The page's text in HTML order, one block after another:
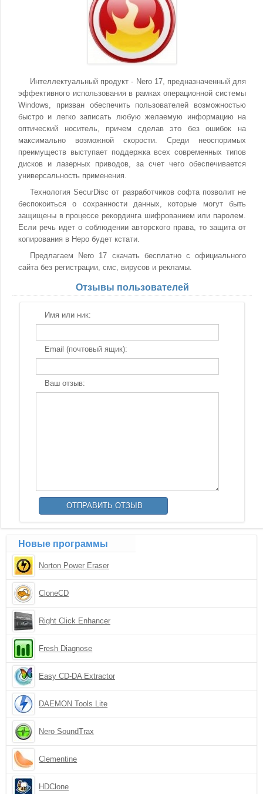
Интеллектуальный продукт - Nero 17, предназначенный для
эффективного использования в рамках операционной системы
Windows, призван обеспечить пользователей возможностью
быстро и легко записать любую желаемую информацию на
оптический носитель, причем сделав это без ошибок на
максимально возможной скорости. Среди неоспоримых
преимуществ выступает поддержка всех современных типов
дисков и лазерных приводов, за счет чего обеспечивается
универсальность применения.
Технология SecurDisc от разработчиков софта позволит не
беспокоиться о сохранности данных, которые могут быть
защищены в процессе рекординга шифрованием или паролем.
Если речь идет о соблюдении авторского права, то защита от
копирования в Неро будет кстати.
Предлагаем Nero 17 скачать бесплатно с официального
сайта без регистрации, смс, вирусов и рекламы.
Отзывы пользователей
Имя или ник:
Email (почтовый ящик):
Ваш отзыв:
Новые программы
Norton Power Eraser
CloneCD
Right Click Enhancer
Fresh Diagnose
Easy CD-DA Extractor
DAEMON Tools Lite
Nero SoundTrax
Clementine
HDClone